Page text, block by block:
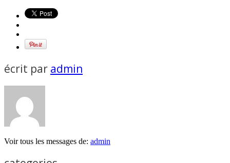
écrit par admin
Voir tous les messages de: admin